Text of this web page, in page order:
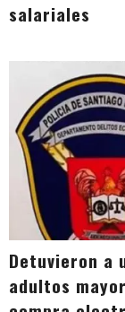
salariales
Detuvieron a
adultos